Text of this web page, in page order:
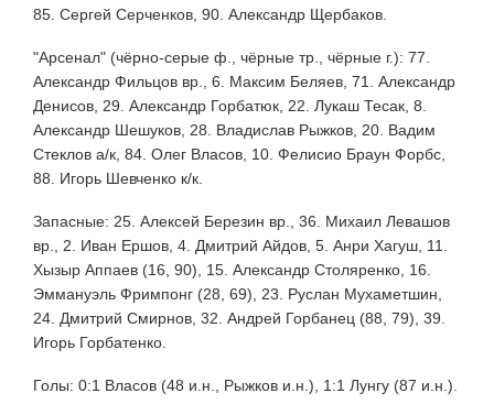
85. Сергей Серченков, 90. Александр Щербаков.
"Арсенал" (чёрно-серые ф., чёрные тр., чёрные г.): 77.
Александр Фильцов вр., 6. Максим Беляев, 71. Александр
Денисов, 29. Александр Горбатюк, 22. Лукаш Тесак, 8.
Александр Шешуков, 28. Владислав Рыжков, 20. Вадим
Стеклов а/к, 84. Олег Власов, 10. Фелисио Браун Форбс,
88. Игорь Шевченко к/к.
Запасные: 25. Алексей Березин вр., 36. Михаил Левашов
вр., 2. Иван Ершов, 4. Дмитрий Айдов, 5. Анри Хагуш, 11.
Хызыр Аппаев (16, 90), 15. Александр Столяренко, 16.
Эммануэль Фримпонг (28, 69), 23. Руслан Мухаметшин,
24. Дмитрий Смирнов, 32. Андрей Горбанец (88, 79), 39.
Игорь Горбатенко.
Голы: 0:1 Власов (48 и.н., Рыжков и.н.), 1:1 Лунгу (87 и.н.).